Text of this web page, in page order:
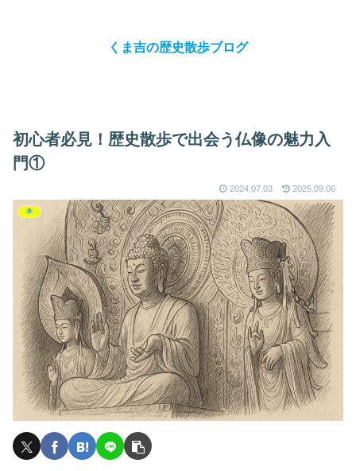
くま吉の歴史散歩ブログ
初心者必見！歴史散歩で出会う仏像の魅力入
門①
2024.07.03 2025.09.06
本